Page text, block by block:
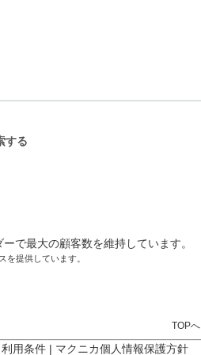
を提供しています。
TOPへ
用条件| マクニカ個人情報保護方針